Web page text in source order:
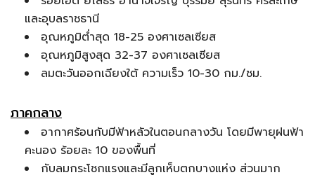
และอุบลราชธานี
อุณหภูมิต่ำสุด 18-25 องศาเซลเซียส
อุณหภูมิสูงสุด 32-37 องศาเซลเซียส
ลมตะวันออกเฉียงใต้ ความเร็ว 10-30 กม./ชม.
ภาคกลาง
อากาศร้อนกับมีฟ้าหลัวในตอนกลางวัน โดยมีพายุฝนฟ้า
คะนอง ร้อยละ 10 ของพื้นที่
กับลมกระโชกแรงและมีลูกเห็บตกบางแห่ง ส่วนมาก